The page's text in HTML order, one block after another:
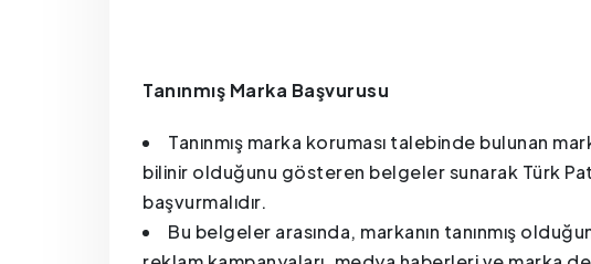
Tanınmış Marka Başvurusu
Tanınmış marka koruması talebinde bulunan
bilinir olduğunu gösteren belgeler sunarak Türk
başvurmalıdır.
Bu belgeler arasında, markanın tanınmış